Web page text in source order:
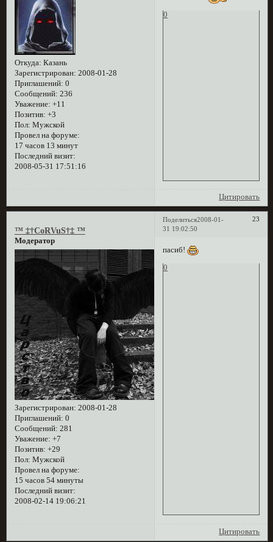
Откуда: Казань
Зарегистрирован: 2008-01-28
Приглашений: 0
Сообщений: 236
Уважение: +11
Позитив: +3
Пол: Мужской
Провел на форуме:
17 часов 13 минут
Последний визит:
2008-05-31 17:51:16
0
Цитировать
Поделиться 23
2008-01-
31 19:02:50
™ ‡†CoRVuS†‡ ™
Модератор
Зарегистрирован: 2008-01-28
Приглашений: 0
Сообщений: 281
Уважение: +7
Позитив: +29
Пол: Мужской
Провел на форуме:
15 часов 54 минуты
Последний визит:
2008-02-14 19:06:21
пасиб!
0
Цитировать